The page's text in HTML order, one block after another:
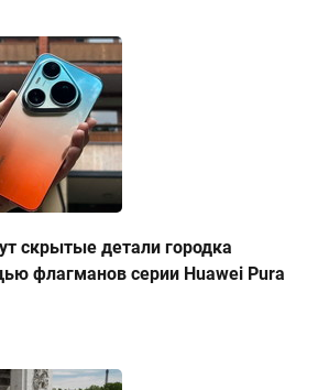
скрытые детали городка
флагманов серии Huawei Pura